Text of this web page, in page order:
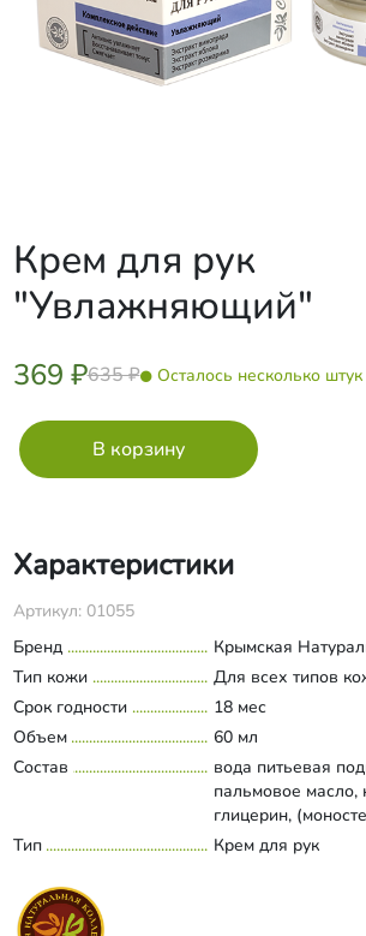
Крем для рук
"Увлажняющий"
369 ₽635 ₽ Осталось несколько штук
Характеристики
Артикул: 01055
Бренд
Крымская
Тип кожи
Для всех типов
Срок годности
18 мес
Объем
60 мл
Состав
вода питьевая
пальмовое масло,
глицерин,
цетеариловый
Развернуть
Тип Крем для рук